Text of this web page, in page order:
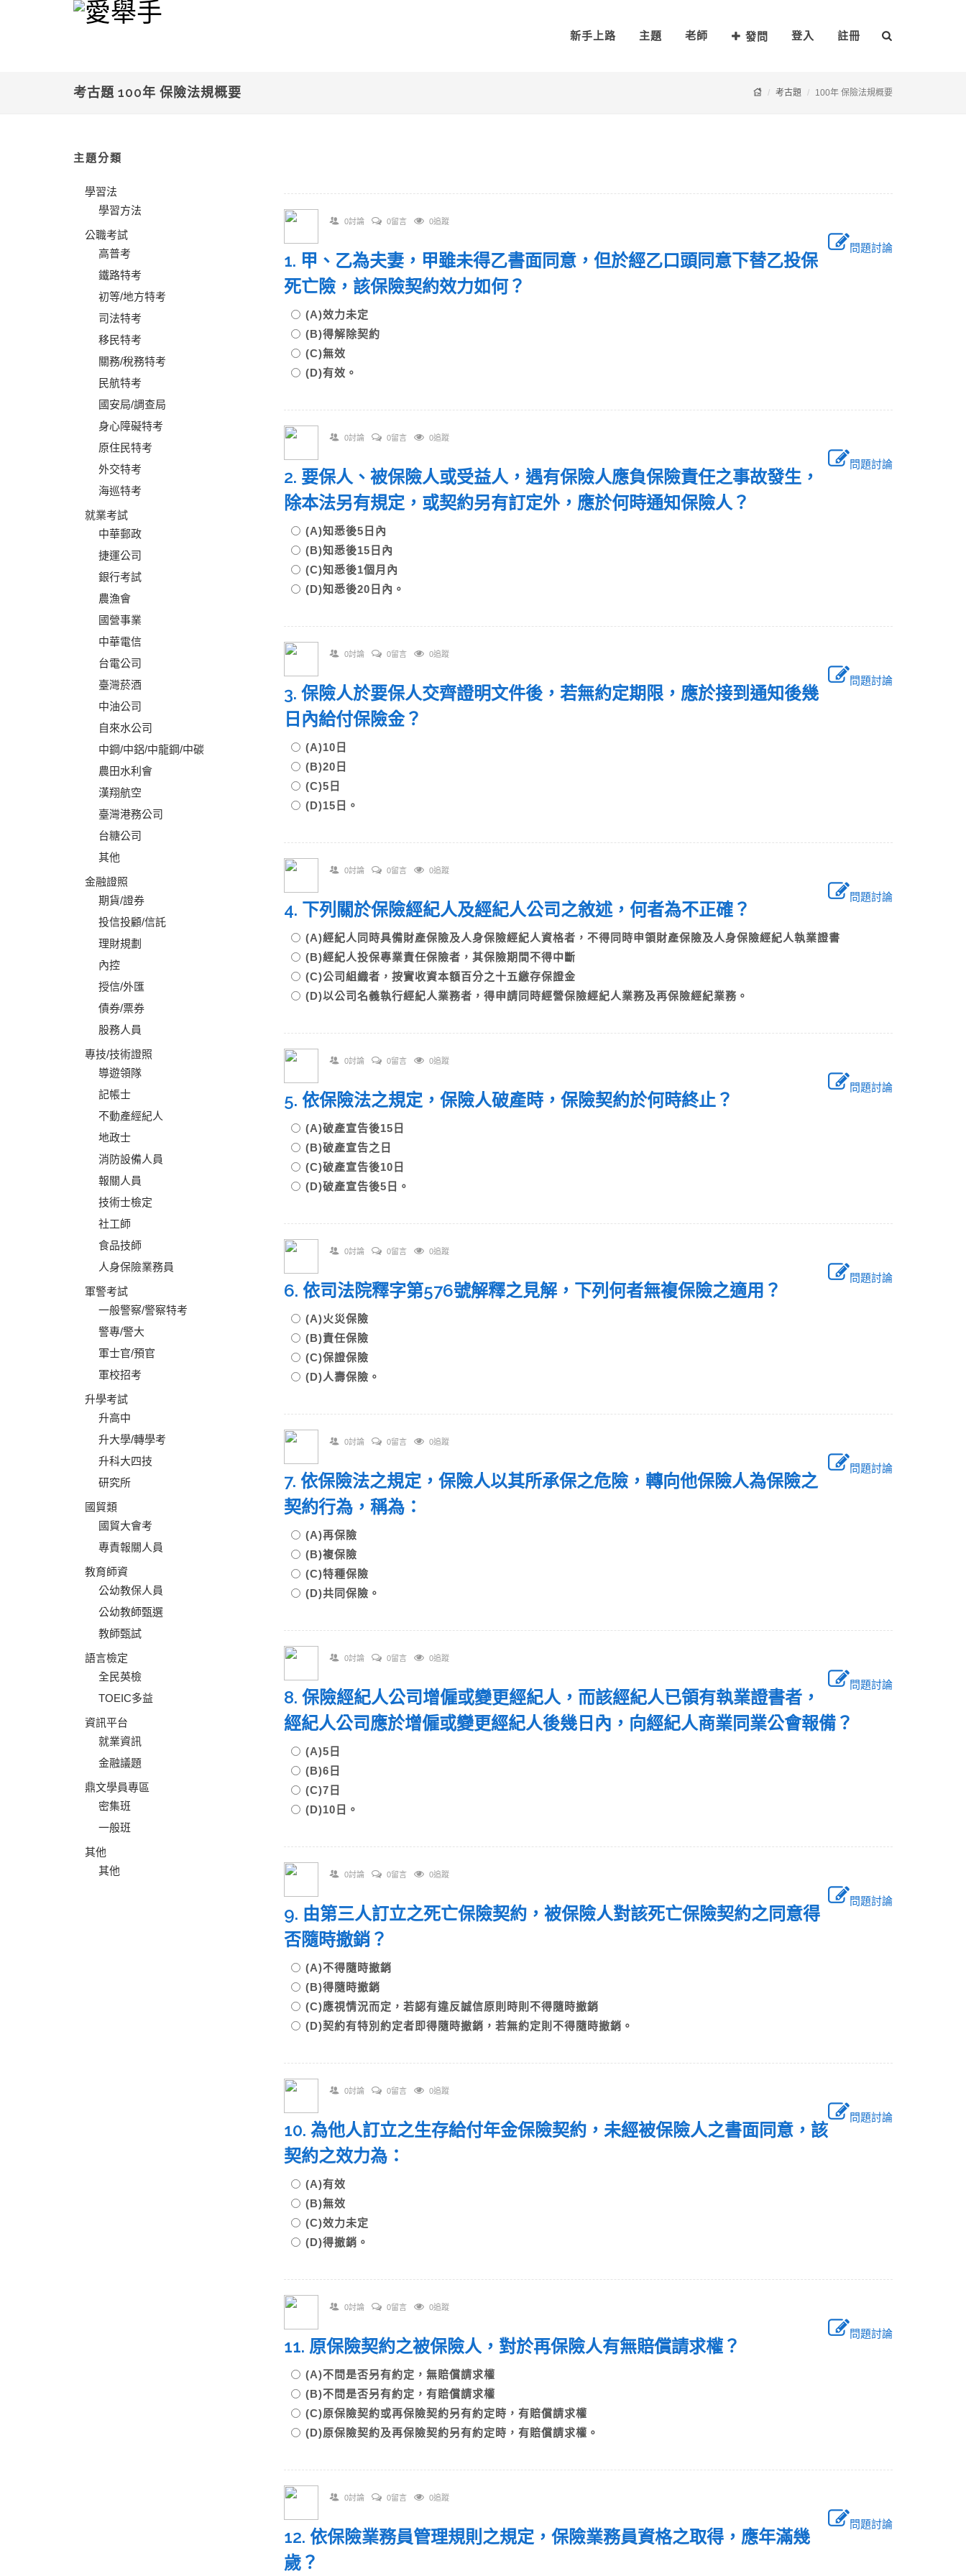
新手上路 主題 老師 發問 登入 註冊
考古題 100年 保險法規概要 考古題 100年 保險法規概要
主題分類
學習法
學習方法
公職考試
高普考
鐵路特考
初等/地方特考
司法特考
移民特考
關務/稅務特考
民航特考
國安局/調查局
身心障礙特考
原住民特考
外交特考
海巡特考
就業考試
中華郵政
捷運公司
銀行考試
農漁會
國營事業
中華電信
台電公司
臺灣菸酒
中油公司
自來水公司
中鋼/中鋁/中龍鋼/中碳
農田水利會
漢翔航空
臺灣港務公司
台糖公司
其他
金融證照
期貨/證券
投信投顧/信託
理財規劃
內控
授信/外匯
債券/票券
股務人員
專技/技術證照
導遊領隊
記帳士
不動產經紀人
地政士
消防設備人員
報關人員
技術士檢定
社工師
食品技師
人身保險業務員
軍警考試
一般警察/警察特考
警專/警大
軍士官/預官
軍校招考
升學考試
升高中
升大學/轉學考
升科大四技
研究所
國貿類
國貿大會考
專責報關人員
教育師資
公幼教保人員
公幼教師甄選
教師甄試
語言檢定
全民英檢
TOEIC多益
資訊平台
就業資訊
金融議題
鼎文學員專區
密集班
一般班
其他
其他
0討論 0留言 0追蹤
問題討論
1. 甲、乙為夫妻，甲雖未得乙書面同意，但於經乙口頭同意下替乙投保
死亡險，該保險契約效力如何？
(A)效力未定
(B)得解除契約
(C)無效
(D)有效。
0討論 0留言 0追蹤
問題討論
2. 要保人、被保險人或受益人，遇有保險人應負保險責任之事故發生，
除本法另有規定，或契約另有訂定外，應於何時通知保險人？
(A)知悉後5日內
(B)知悉後15日內
(C)知悉後1個月內
(D)知悉後20日內。
0討論 0留言 0追蹤
問題討論
3. 保險人於要保人交齊證明文件後，若無約定期限，應於接到通知後幾
日內給付保險金？
(A)10日
(B)20日
(C)5日
(D)15日。
0討論 0留言 0追蹤
問題討論
4. 下列關於保險經紀人及經紀人公司之敘述，何者為不正確？
(A)經紀人同時具備財產保險及人身保險經紀人資格者，不得同時申領財產保險及人身保險經紀人執業證書
(B)經紀人投保專業責任保險者，其保險期間不得中斷
(C)公司組織者，按實收資本額百分之十五繳存保證金
(D)以公司名義執行經紀人業務者，得申請同時經營保險經紀人業務及再保險經紀業務。
0討論 0留言 0追蹤
問題討論
5. 依保險法之規定，保險人破產時，保險契約於何時終止？
(A)破產宣告後15日
(B)破產宣告之日
(C)破產宣告後10日
(D)破產宣告後5日。
0討論 0留言 0追蹤
問題討論
6. 依司法院釋字第576號解釋之見解，下列何者無複保險之適用？
(A)火災保險
(B)責任保險
(C)保證保險
(D)人壽保險。
0討論 0留言 0追蹤
問題討論
7. 依保險法之規定，保險人以其所承保之危險，轉向他保險人為保險之
契約行為，稱為：
(A)再保險
(B)複保險
(C)特種保險
(D)共同保險。
0討論 0留言 0追蹤
問題討論
8. 保險經紀人公司增僱或變更經紀人，而該經紀人已領有執業證書者，
經紀人公司應於增僱或變更經紀人後幾日內，向經紀人商業同業公會報備？
(A)5日
(B)6日
(C)7日
(D)10日。
0討論 0留言 0追蹤
問題討論
9. 由第三人訂立之死亡保險契約，被保險人對該死亡保險契約之同意得
否隨時撤銷？
(A)不得隨時撤銷
(B)得隨時撤銷
(C)應視情況而定，若認有違反誠信原則時則不得隨時撤銷
(D)契約有特別約定者即得隨時撤銷，若無約定則不得隨時撤銷。
0討論 0留言 0追蹤
問題討論
10. 為他人訂立之生存給付年金保險契約，未經被保險人之書面同意，該
契約之效力為：
(A)有效
(B)無效
(C)效力未定
(D)得撤銷。
0討論 0留言 0追蹤
問題討論
11. 原保險契約之被保險人，對於再保險人有無賠償請求權？
(A)不問是否另有約定，無賠償請求權
(B)不問是否另有約定，有賠償請求權
(C)原保險契約或再保險契約另有約定時，有賠償請求權
(D)原保險契約及再保險契約另有約定時，有賠償請求權。
0討論 0留言 0追蹤
問題討論
12. 依保險業務員管理規則之規定，保險業務員資格之取得，應年滿幾
歲？